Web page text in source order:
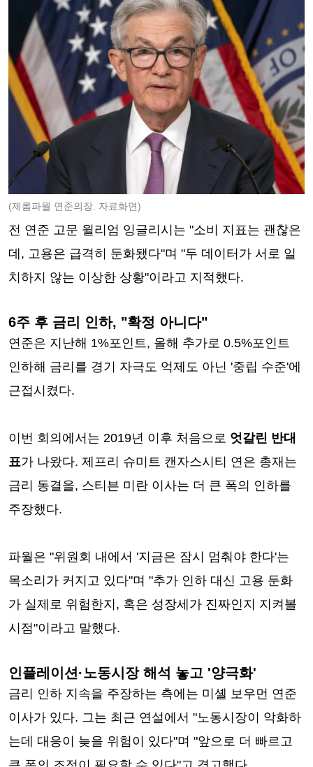
(제롬파월 연준의장. 자료화면)
전 연준 고문 윌리엄 잉글리시는 "소비 지표는 괜찮은
데, 고용은 급격히 둔화됐다"며 "두 데이터가 서로 일
치하지 않는 이상한 상황"이라고 지적했다.
6주 후 금리 인하, "확정 아니다"
연준은 지난해 1%포인트, 올해 추가로 0.5%포인트
인하해 금리를 경기 자극도 억제도 아닌 '중립 수준'에
근접시켰다.
이번 회의에서는 2019년 이후 처음으로 엇갈린 반대
표가 나왔다. 제프리 슈미트 캔자스시티 연은 총재는
금리 동결을, 스티븐 미란 이사는 더 큰 폭의 인하를
주장했다.
파월은 "위원회 내에서 '지금은 잠시 멈춰야 한다'는
목소리가 커지고 있다"며 "추가 인하 대신 고용 둔화
가 실제로 위험한지, 혹은 성장세가 진짜인지 지켜볼
시점"이라고 말했다.
인플레이션·노동시장 해석 놓고 '양극화'
금리 인하 지속을 주장하는 측에는 미셸 보우먼 연준
이사가 있다. 그는 최근 연설에서 "노동시장이 악화하
는데 대응이 늦을 위험이 있다"며 "앞으로 더 빠르고